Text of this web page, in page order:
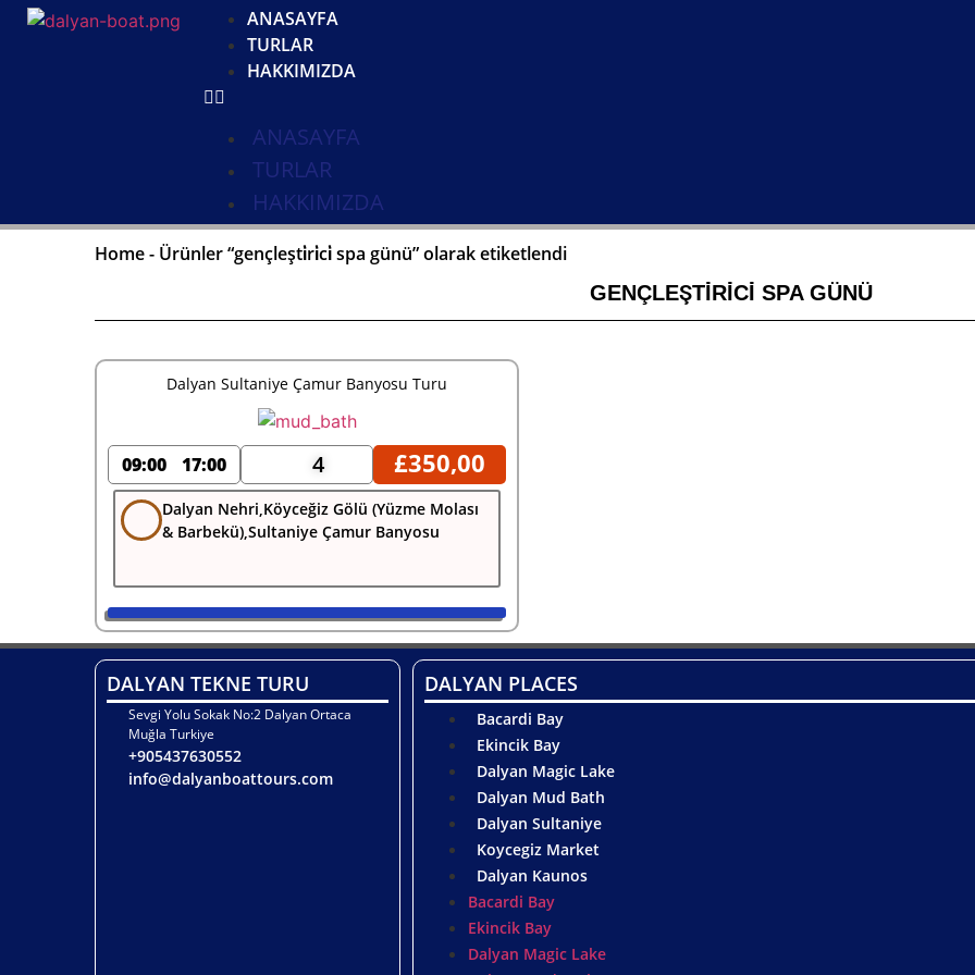
ANASAYFA
TURLAR
HAKKIMIZDA
ANASAYFA
TURLAR
HAKKIMIZDA
Home- Ürünler “gençleşti̇ri̇ci̇ spa günü” olarak etiketlendi
GENÇLEŞTİRİCİ SPA GÜNÜ
Dalyan Sultaniye Çamur Banyosu Turu
09:00 17:00 4 £350,00
Dalyan Nehri,Köyceğiz Gölü (Yüzme Molası
& Barbekü),Sultaniye Çamur Banyosu
DALYAN TEKNE TURU
Sevgi Yolu Sokak No:2 Dalyan Ortaca
Muğla Turkiye
+905437630552
info@dalyanboattours.com
DALYAN PLACES
Bacardi Bay
Ekincik Bay
Dalyan Magic Lake
Dalyan Mud Bath
Dalyan Sultaniye
Koycegiz Market
Dalyan Kaunos
Bacardi Bay
Ekincik Bay
Dalyan Magic Lake